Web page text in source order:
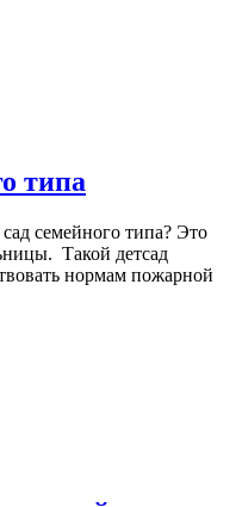
типа
семейного типа? Это
Такой детсад
нормам пожарной